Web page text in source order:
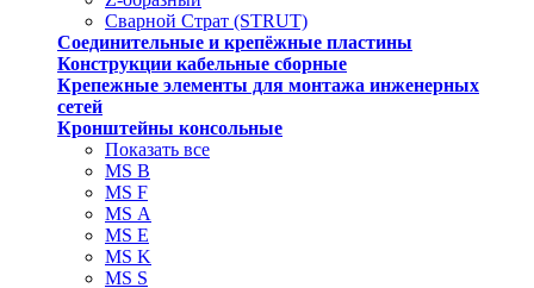
Сварной Страт (STRUT)
Соединительные и крепёжные пластины
Конструкции кабельные сборные
Крепежные элементы для монтажа инженерных
сетей
Кронштейны консольные
Показать все
MS В
MS F
MS А
MS Е
MS K
MS S